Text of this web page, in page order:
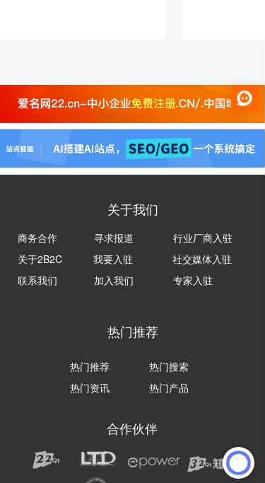
关于我们
商务合作
寻求报道
行业厂商入驻
关于2B2C
我要入驻
社交媒体入驻
联系我们
加入我们 专家入驻
热门推荐
热门推荐 热门搜索
热门资讯 热门产品
合作伙伴